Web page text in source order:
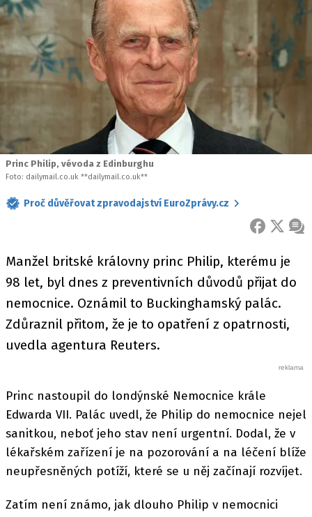
Princ Philip, vévoda z Edinburghu
Foto: dailymail.co.uk **dailymail.co.uk**
Proč důvěřovat zpravodajství EuroZprávy.cz
FACEBOOK
X
Manžel britské královny princ Philip, kterému je
98 let, byl dnes z preventivních důvodů přijat do
nemocnice. Oznámil to Buckinghamský palác.
Zdůraznil přitom, že je to opatření z opatrnosti,
uvedla agentura Reuters.
Princ nastoupil do londýnské Nemocnice krále
Edwarda VII. Palác uvedl, že Philip do nemocnice nejel
sanitkou, neboť jeho stav není urgentní. Dodal, že v
lékařském zařízení je na pozorování a na léčení blíže
neupřesněných potíží, které se u něj začínají rozvíjet.
Zatím není známo, jak dlouho Philip v nemocnici